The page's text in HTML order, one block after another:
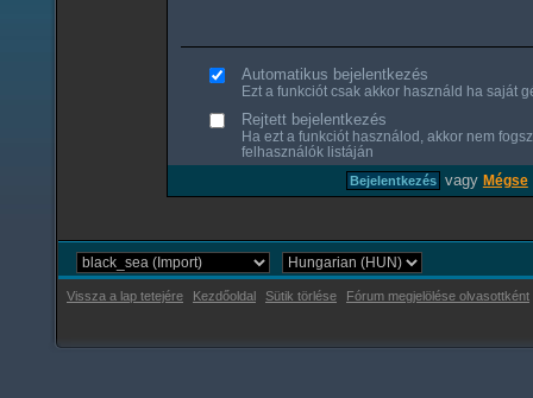
Automatikus bejelentkezés
Ezt a funkciót csak akkor használd ha saját
Rejtett bejelentkezés
Ha ezt a funkciót használod, akkor nem
felhasználók listáján
vagy Mégse
Vissza a lap tetejére Kezdőoldal Sütik törlése Fórum megjelölése olvasottként